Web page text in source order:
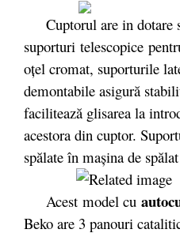
Cuptorul are in dotare
suporturi telescopice
oţel cromat, suporturile
demontabile asigură
facilitează glisarea la
acestora din cuptor.
spălate în maşina de
Acest model cu
Beko are 3 panouri